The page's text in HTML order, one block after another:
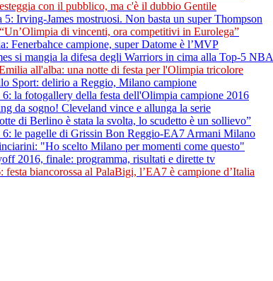
con il pubblico, ma c'è il dubbio Gentile
5: Irving-James mostruosi. Non basta un super Thompson
di vincenti, ora competitivi in Eurolega”
Fenerbahce campione, super Datome è l’MVP
si mangia la difesa degli Warriors in cima alla Top-5 NBA
all'alba: una notte di festa per l'Olimpia tricolore
Sport: delirio a Reggio, Milano campione
6: la fotogallery della festa dell'Olimpia campione 2016
da sogno! Cleveland vince e allunga la serie
di Berlino è stata la svolta, lo scudetto è un sollievo”
6: le pagelle di Grissin Bon Reggio-EA7 Armani Milano
"Ho scelto Milano per momenti come questo"
2016, finale: programma, risultati e dirette tv
festa biancorossa al PalaBigi, l’EA7 è campione d’Italia